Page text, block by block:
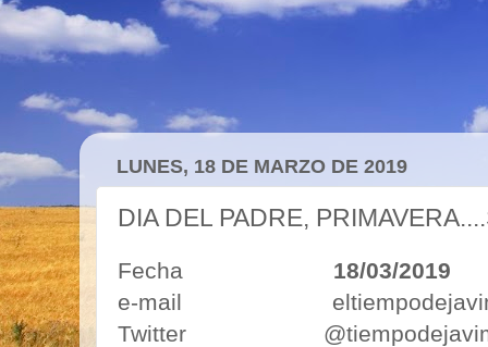
LUNES, 18 DE MARZO DE 2019
DIA DEL PADRE,
Fecha 18/03/2019
e-mail
Twitter